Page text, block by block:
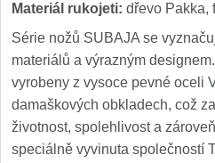
Materiál rukojeti: dřevo Pakka,
Série nožů SUBAJA se
materiálů a výrazným
vyrobeny z vysoce pevné oceli
damaškových obkladech, což
životnost, spolehlivost a
speciálně vyvinuta společností